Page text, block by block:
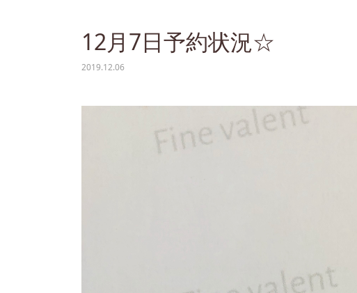
12月7日予約状況☆
2019.12.06